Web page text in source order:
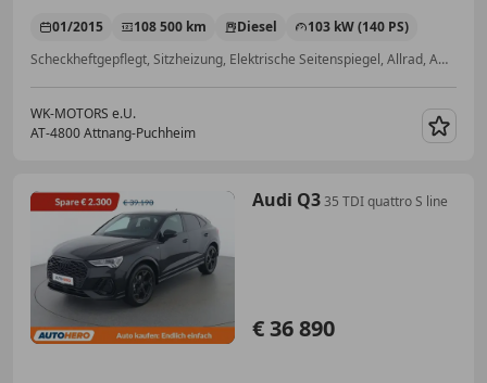
01/2015 108 500 km Diesel
103 kW (140 PS)
Scheckheftgepflegt, Sitzheizung, Elektrische Seitenspiegel, Allrad, Ambientebeleuchtung, Multifunktionslenkrad, Einparkhilfe Sensoren vorne, Isofix
WK-MOTORS e.U.
AT-4800 Attnang-Puchheim
Audi Q335 TDI quattro S line
€ 36 890